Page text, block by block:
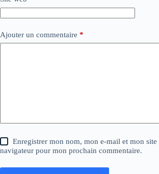
Ajouter un commentaire *
Enregistrer mon nom, mon e-mail et mon site
navigateur pour mon prochain commentaire.